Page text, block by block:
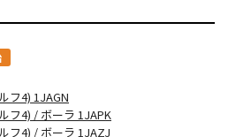
フ4) 1JAGN
フ4) / ボーラ 1JAPK
フ4) / ボーラ 1JAZJ